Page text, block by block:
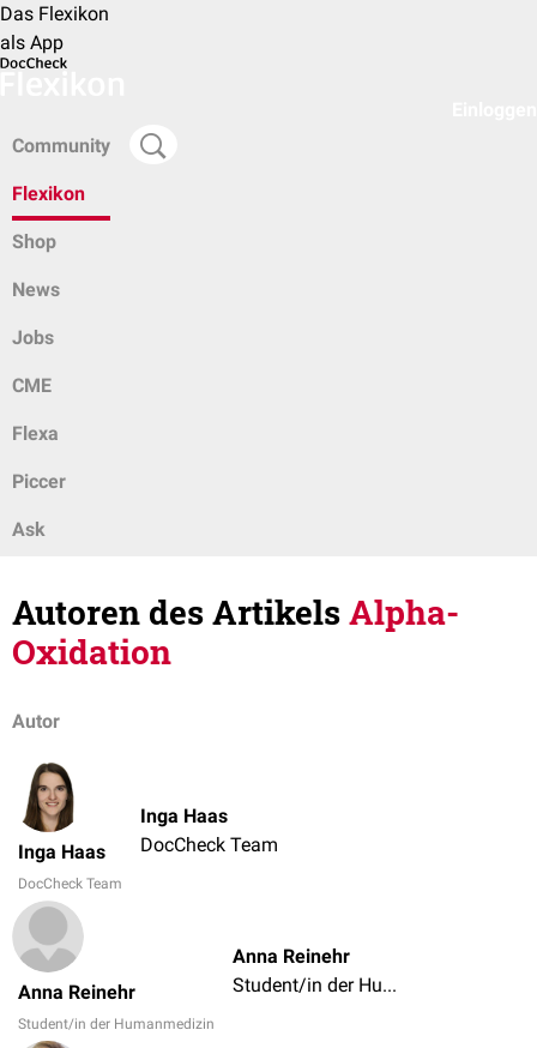
Das Flexikon
als App
Community
Flexikon
Shop
News
Jobs
CME
Flexa
Piccer
Ask
Autoren des ArtikelsAlpha-
Oxidation
Autor
Inga Haas
DocCheck Team
Inga Haas
DocCheck Team
Anna Reinehr
Student/in der Humanmedizin
Anna Reinehr
Student/in der Humanmedizin